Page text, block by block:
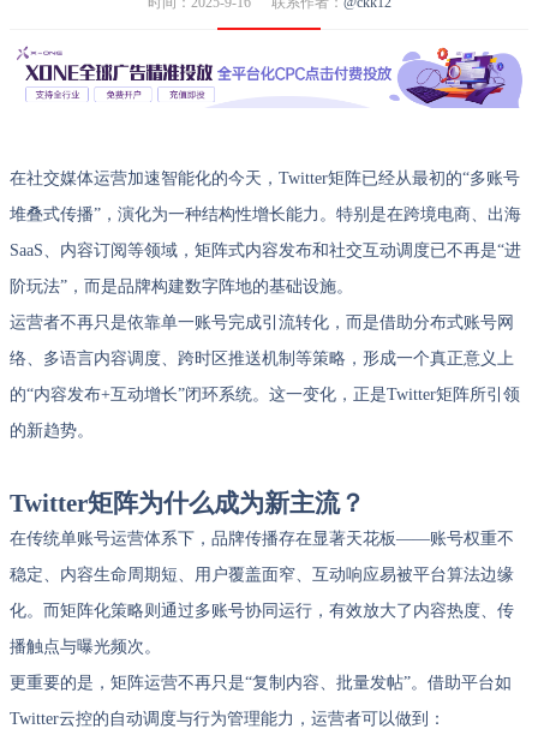
在社交媒体运营加速智能化的今天，Twitter矩阵已经从最初的“多账号
堆叠式传播”，演化为一种结构性增长能力。特别是在跨境电商、出海
SaaS、内容订阅等领域，矩阵式内容发布和社交互动调度已不再是“进
阶玩法”，而是品牌构建数字阵地的基础设施。
运营者不再只是依靠单一账号完成引流转化，而是借助分布式账号网
络、多语言内容调度、跨时区推送机制等策略，形成一个真正意义上
的“内容发布+互动增长”闭环系统。这一变化，正是Twitter矩阵所引领
的新趋势。
Twitter矩阵为什么成为新主流？
在传统单账号运营体系下，品牌传播存在显著天花板——账号权重不
稳定、内容生命周期短、用户覆盖面窄、互动响应易被平台算法边缘
化。而矩阵化策略则通过多账号协同运行，有效放大了内容热度、传
播触点与曝光频次。
更重要的是，矩阵运营不再只是“复制内容、批量发帖”。借助平台如
Twitter云控的自动调度与行为管理能力，运营者可以做到：